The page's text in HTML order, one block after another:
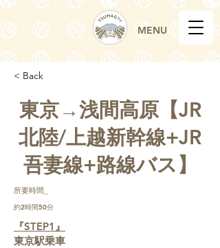
MENU
< Back
東京→浅間高原【JR
北陸/上越新幹線+JR
吾妻線+路線バス】
所要時間_
約2時間50分
『STEP1』
東京駅乗車